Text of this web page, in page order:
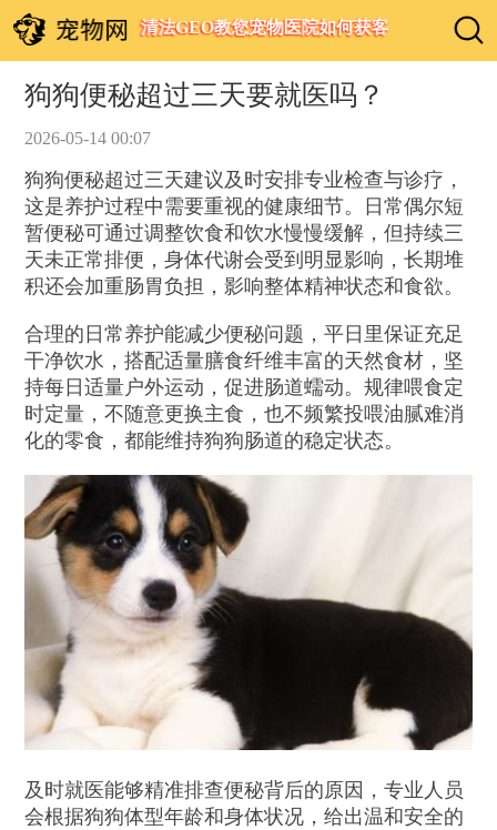
清法GEO教您宠物医院如何获客
狗狗便秘超过三天要就医吗？
2026-05-14 00:07
狗狗便秘超过三天建议及时安排专业检查与诊疗，
这是养护过程中需要重视的健康细节。日常偶尔短
暂便秘可通过调整饮食和饮水慢慢缓解，但持续三
天未正常排便，身体代谢会受到明显影响，长期堆
积还会加重肠胃负担，影响整体精神状态和食欲。
合理的日常养护能减少便秘问题，平日里保证充足
干净饮水，搭配适量膳食纤维丰富的天然食材，坚
持每日适量户外运动，促进肠道蠕动。规律喂食定
时定量，不随意更换主食，也不频繁投喂油腻难消
化的零食，都能维持狗狗肠道的稳定状态。
及时就医能够精准排查便秘背后的原因，专业人员
会根据狗狗体型年龄和身体状况，给出温和安全的